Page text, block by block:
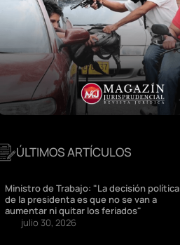
ÚLTIMOS ARTÍCULOS
Ministro de Trabajo: "La decisión política
de la presidenta es que no se van a
aumentar ni quitar los feriados"
julio 30, 2026